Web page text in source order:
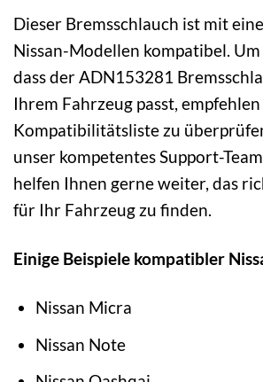
Dieser Bremsschlauch ist mit
Nissan-Modellen kompatibel.
dass der ADN153281
Ihrem Fahrzeug passt,
Kompatibilitätsliste zu
unser kompetentes Support-
helfen Ihnen gerne weiter, das
für Ihr Fahrzeug zu finden.
Einige Beispiele kompatibler
Nissan Micra
Nissan Note